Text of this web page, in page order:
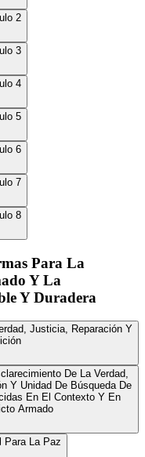
2
3
4
5
6
7
8
Para La
Y La
Y Duradera
Justicia, Reparación Y
De La Verdad,
Y Unidad De Búsqueda De
En El Contexto Y En
Armado
Para La Paz